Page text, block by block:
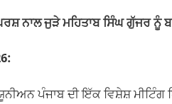
m n
ਨਾਲ ਜੁੜੇ ਮਹਿਤਾਬ ਸਿੰਘ ਗੁੱਜਰ
ਯੂਨੀਅਨ ਪੰਜਾਬ ਦੀ ਇੱਕ ਵਿਸ਼ੇਸ਼